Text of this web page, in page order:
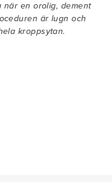
när en orolig, dement
är lugn och
kroppsytan.